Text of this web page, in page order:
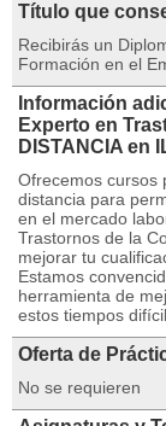
Título que
Recibirás un
Formación en el
Información
Experto en
DISTANCIA en
Ofrecemos cursos
distancia para
en el mercado
Trastornos de la
mejorar tu
Estamos
herramienta de
estos tiempos
Oferta de
No se requieren